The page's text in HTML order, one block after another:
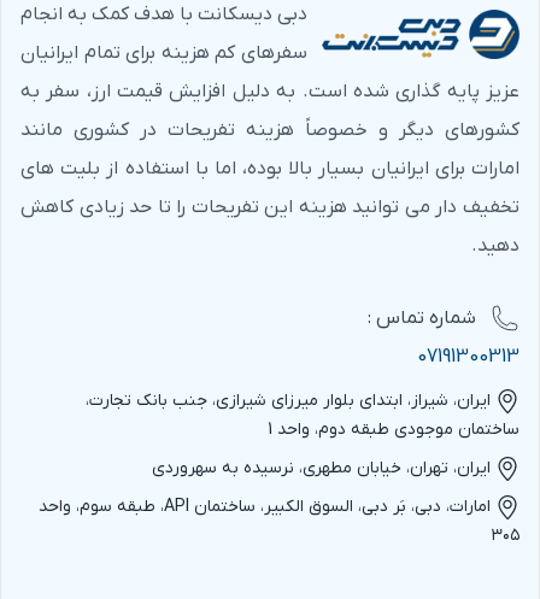
دبی دیسکانت با هدف کمک به انجام
سفرهای کم هزینه برای تمام ایرانیان
عزیز پایه گذاری شده است. به دلیل افزایش قیمت ارز، سفر به
کشورهای دیگر و خصوصاً هزینه تفریحات در کشوری مانند
امارات برای ایرانیان بسیار بالا بوده، اما با استفاده از بلیت های
تخفیف دار می توانید هزینه این تفریحات را تا حد زیادی کاهش
دهید.
شماره‌ تماس :
07191300313
ایران، شیراز، ابتدای بلوار میرزای شیرازی، جنب بانک تجارت،
ساختمان موجودی طبقه دوم، واحد 1
ایران، تهران، خیابان مطهری، نرسیده به سهروردی
امارات، دبی، بَر دبی، السوق الکبیر، ساختمان API، طبقه سوم، واحد
۳۰۵